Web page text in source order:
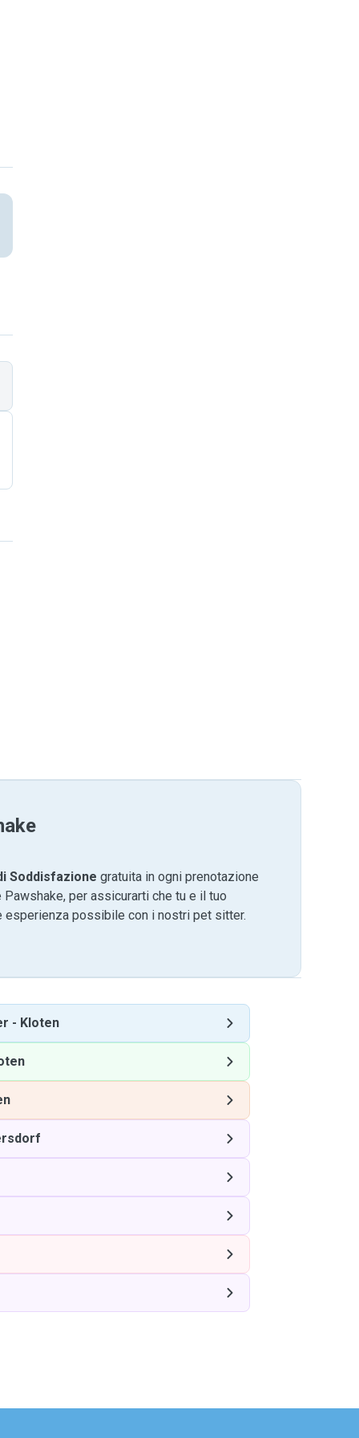
Soddisfazione gratuita in ogni prenotazione
per assicurarti che tu e il tuo
esperienza possibile con i nostri pet sitter.
- Kloten